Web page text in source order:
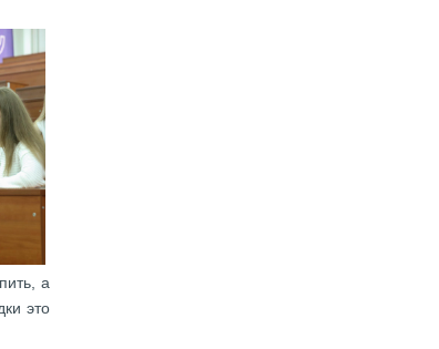
а
это